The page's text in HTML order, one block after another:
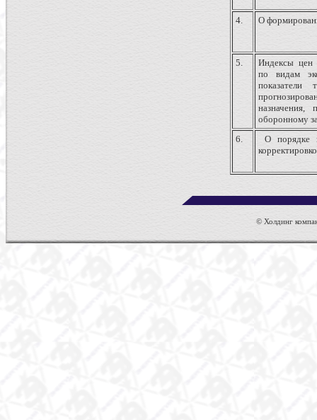
4. О
5.
Индексы цен
по видам
показатели
назначения,
оборонному
6.
О порядке
© Холдинг